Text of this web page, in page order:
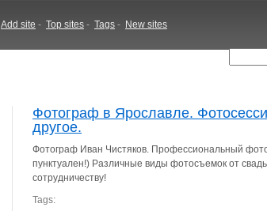
Add site - Top sites - Tags - New sites
Фотограф в Ярославле.
другое.
Фотограф Иван Чистяков. Профессиональный
пунктуален!) Различные виды фотосъемок от
сотрудничеству!
Tags: